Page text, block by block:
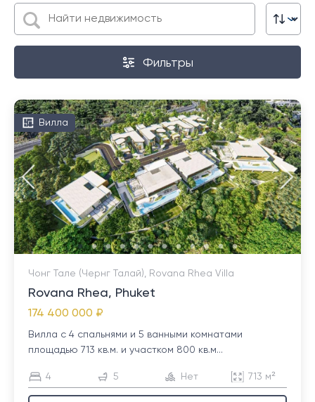
Фильтры
Вилла
Чонг Тале (Чернг Талай), Rovana Rhea Villa
Rovana Rhea, Phuket
174 400 000 ₽
Вилла с 4 спальнями и 5 ванными комнатами
площадью 713 кв.м. и участком 800 кв.м...
4 5 Нет 713 м²